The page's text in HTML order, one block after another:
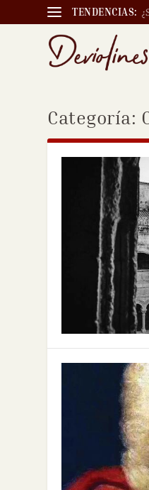
TENDENCIAS:
Categoría: